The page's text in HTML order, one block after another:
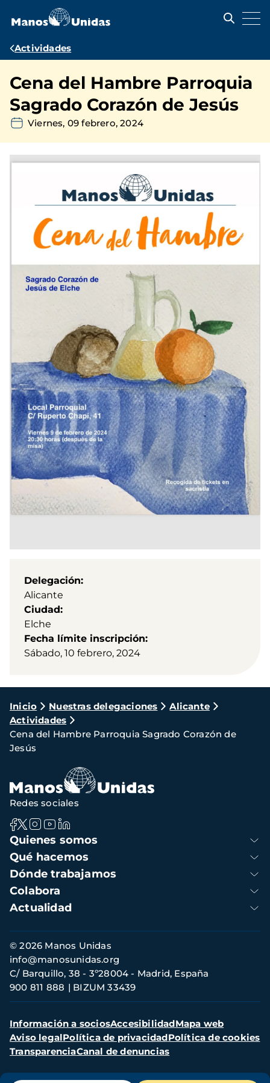
contenido
Ruta
navegación
Actividades
Cena del Hambre Parroquia
Sagrado Corazón de Jesús
Viernes, 09 febrero, 2024
Delegación
Alicante
Ciudad
Elche
Fecha límite inscripción
Sábado, 10 febrero, 2024
Ruta
de
navegación
Inicio Nuestras delegaciones
Alicante
Actividades
Cena del Hambre Parroquia Sagrado Corazón de
Jesús
Navegación
principal
Quienes somos
Qué hacemos
Dónde trabajamos
Colabora
Actualidad
Redes sociales
Información
de
contacto
© 2026 Manos Unidas
C/ Barquillo, 38 - 3º28004 - Madrid, España
900 811 888
BIZUM 33439
info@manosunidas.org
Menú
secundario
Información a sociosAccesibilidadMapa web
Aviso legalPolítica de privacidadPolítica de cookies
TransparenciaCanal de denuncias